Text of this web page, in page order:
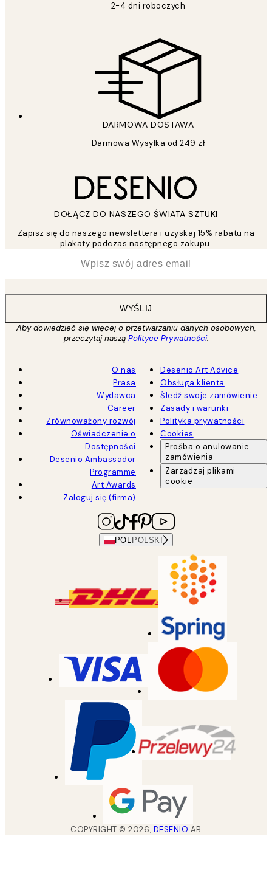
2-4 dni roboczych
DARMOWA DOSTAWA
Darmowa Wysyłka od 249 zł
DOŁĄCZ DO NASZEGO ŚWIATA SZTUKI
Zapisz się do naszego newslettera i uzyskaj 15% rabatu na
plakaty podczas następnego zakupu.
WYŚLIJ
Aby dowiedzieć się więcej o przetwarzaniu danych osobowych,
przeczytaj naszą Polityce Prywatności.
O nas
Prasa
Wydawca
Career
Zrównoważony rozwój
Oświadczenie o
Dostępności
Desenio Ambassador
Programme
Art Awards
Zaloguj się (firma)
Desenio Art Advice
Obsługa klienta
Śledź swoje zamówienie
Zasady i warunki
Polityka prywatności
Cookies
Prośba o anulowanie
zamówienia
Zarządzaj plikami
cookie
POL POLSKI
COPYRIGHT ©2026, DESENIO AB